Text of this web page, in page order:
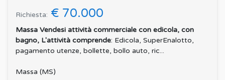
Richiesta: € 70.000
Massa Vendesi attività commerciale con edicola, con
bagno, L'attività comprende: Edicola, SuperEnalotto,
pagamento utenze, bollette, bollo auto, ric...
Massa (MS)